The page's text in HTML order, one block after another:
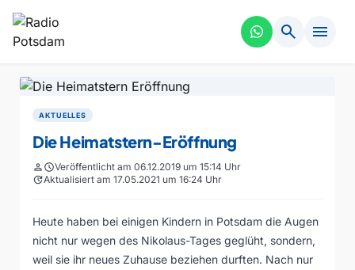
search menu
AKTUELLES
Die Heimatstern-Eröffnung
personscheduleVeröffentlicht am 06.12.2019 um 15:14 Uhr
updateAktualisiert am 17.05.2021 um 16:24 Uhr
Heute haben bei einigen Kindern in Potsdam die Augen
nicht nur wegen des Nikolaus-Tages geglüht, sondern,
weil sie ihr neues Zuhause beziehen durften. Nach nur